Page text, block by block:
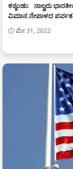
ಕಠ್ಮಂಡು: ನಾಲ್ವರು
ವಿಮಾನ ನೇಪಾಳದ
ಮೇ 31, 2022